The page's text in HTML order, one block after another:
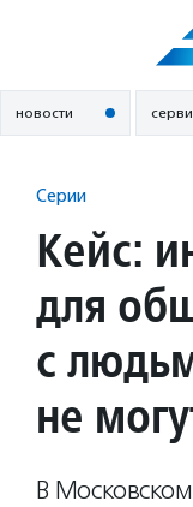
новости
Серии
Кейс:
для
с
не
В